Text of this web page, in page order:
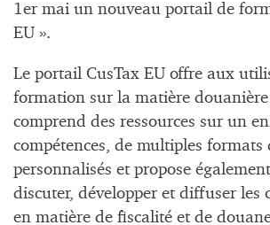
1er mai un nouveau portail de
EU ».
Le portail CusTax EU offre aux
formation sur la matière
comprend des ressources sur un
compétences, de multiples
personnalisés et propose
discuter, développer et diffuser les
en matière de fiscalité et de